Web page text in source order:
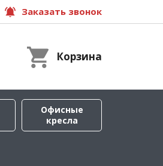
Заказать звонок
Корзина
Офисные
кресла